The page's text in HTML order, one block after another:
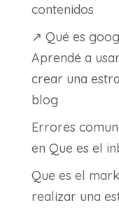
contenidos
↗ Qué es
Aprendé a
crear una
blog
Errores
en Que es el
Que es el
realizar una